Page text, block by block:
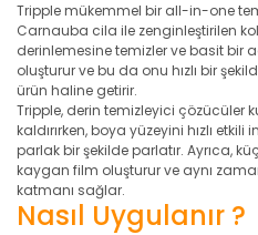
Tripple mükemmel bir all-in-one
Carnauba cila ile zenginleştirilen
derinlemesine temizler ve basit bir
oluşturur ve bu da onu hızlı bir
ürün haline getirir.
Tripple, derin temizleyici çözücüler
kaldırırken, boya yüzeyini hızlı etkili
parlak bir şekilde parlatır. Ayrıca,
kaygan film oluşturur ve aynı
katmanı sağlar.
Nasıl Uygulanır ?